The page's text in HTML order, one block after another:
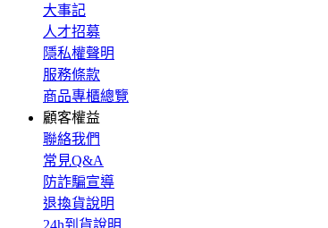
大事記
人才招募
隱私權聲明
服務條款
商品專櫃總覽
顧客權益
聯絡我們
常見Q&A
防詐騙宣導
退換貨說明
24h到貨說明